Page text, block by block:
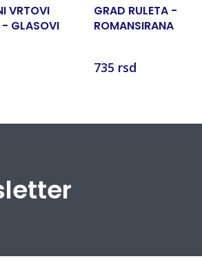
VRTOVI
GLASOVI
GRAD RULETA -
ROMANSIRANA
735 rsd